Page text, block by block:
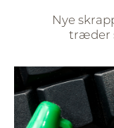
Nye
træder